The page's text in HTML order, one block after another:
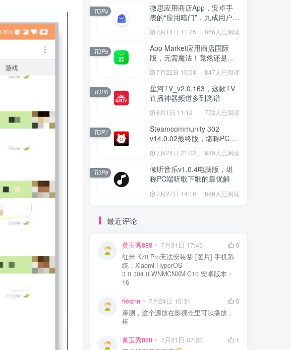
微思应用商店App，安卓手
表的“应用暗门”，九成用户还
没发现
7月14日 11:25 866人已阅读
TOP4
App Market应用商店国际
版，无需魔法！竟然还是大
厂出品？
7月22日 10:58 847人已阅读
TOP5
星河TV_v2.0.163，这款TV
直播神器频道多到离谱
8月1日 11:12 772人已阅读
TOP6
Steamcommunity 302
v14.0.02最终版，堪称PC玩
家必备的网络工具箱
7月24日 21:02 689人已阅读
TOP7
倾听音乐v1.0.4电脑版，堪
称PC端听歌下歌的最优解
7月27日 14:16 666人已阅读
TOP8
最近评论
黄玉秀888 7月31日 17:43
0
红米 K70 Pro无法安装😝 [图片] 手机系
统：Xiaomi HyperOS
3.0.304.0.WNMCNXM.C10 安卓版本：
16
fkksnn 7月24日 16:31
0
亲测，这个源放在影视仓里可以播放，
棒
黄玉秀888 7月21日 07:23
1